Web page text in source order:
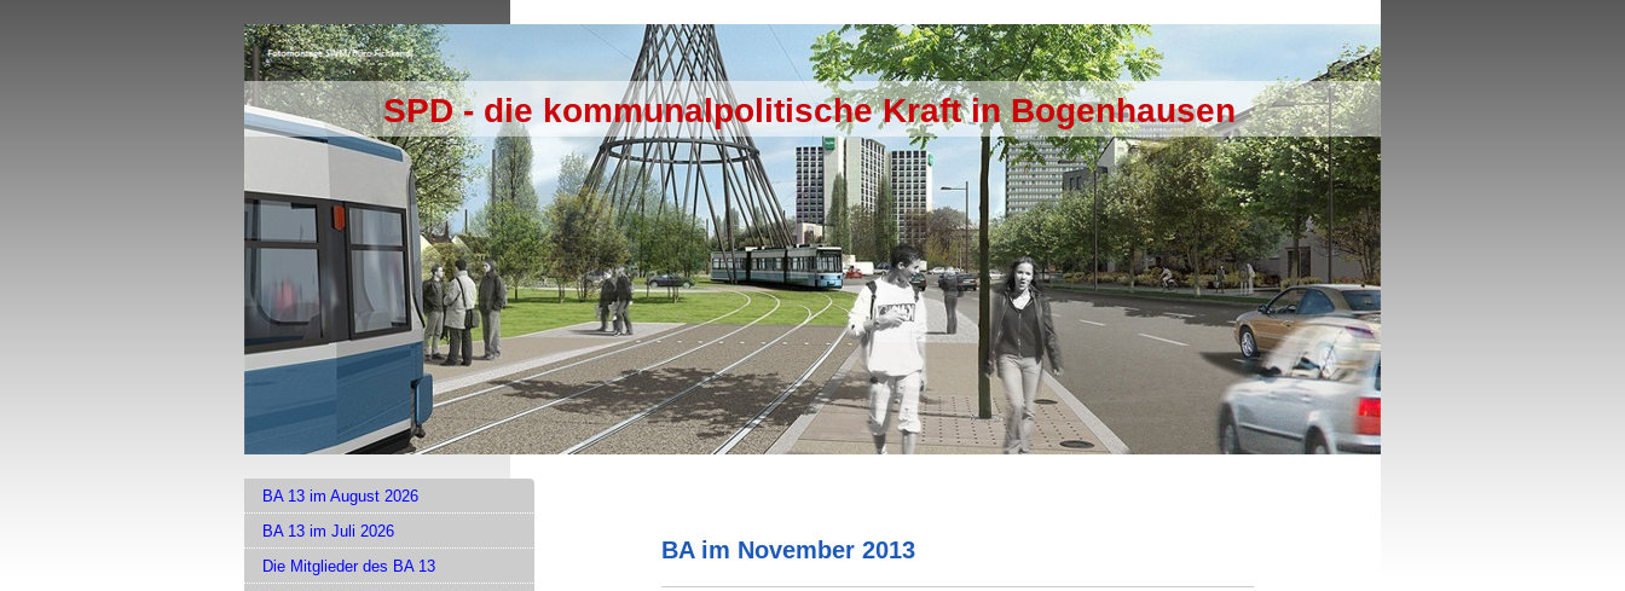
SPD - die kommunalpolitische Kraft in Bogenhausen
BA im November 2013
BA 13 im August 2026
BA 13 im Juli 2026
Die Mitglieder des BA 13